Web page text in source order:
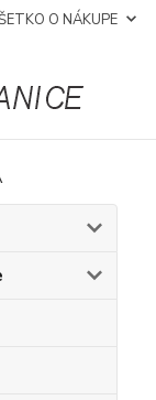
O NÁKUPE